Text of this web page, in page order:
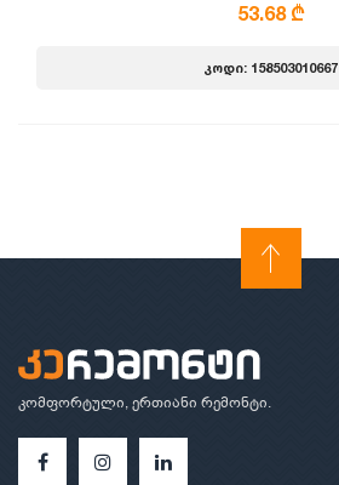
53.68 ₾
კოდი: 158503010667
კომფორტული, ერთიანი რემონტი.